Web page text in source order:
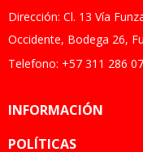
Dirección: Cl. 13 Vía
Occidente, Bodega 26,
Telefono: +57 311 286
INFORMACIÓN
POLÍTICAS